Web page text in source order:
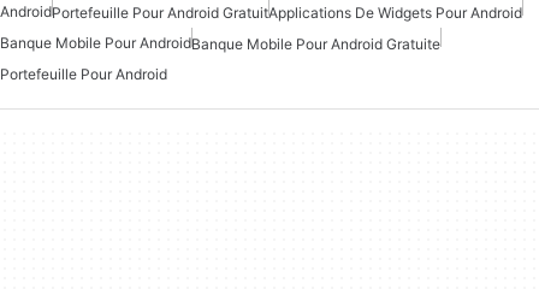
AndroidPortefeuille Pour Android GratuitApplications De Widgets Pour Android
Banque Mobile Pour AndroidBanque Mobile Pour Android Gratuite
Portefeuille Pour Android